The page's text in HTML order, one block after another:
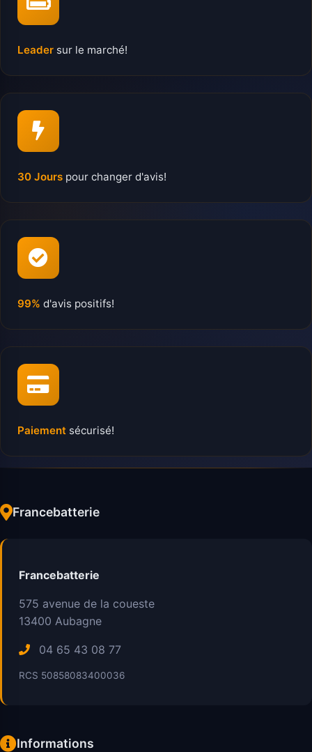
Leader sur le marché!
30 Jours pour changer d'avis!
99% d'avis positifs!
Paiement sécurisé!
Francebatterie
Francebatterie
575 avenue de la coueste
13400 Aubagne
04 65 43 08 77
RCS 50858083400036
Informations